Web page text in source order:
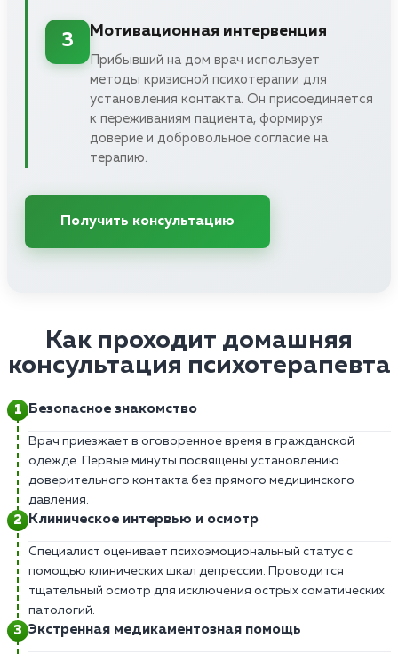
3
Мотивационная интервенция
Прибывший на дом врач использует
методы кризисной психотерапии для
установления контакта. Он присоединяется
к переживаниям пациента, формируя
доверие и добровольное согласие на
терапию.
Получить консультацию
Как проходит домашняя
консультация психотерапевта
Безопасное знакомство
Врач приезжает в оговоренное время в гражданской
одежде. Первые минуты посвящены установлению
доверительного контакта без прямого медицинского
давления.
Клиническое интервью и осмотр
Специалист оценивает психоэмоциональный статус с
помощью клинических шкал депрессии. Проводится
тщательный осмотр для исключения острых соматических
патологий.
Экстренная медикаментозная помощь